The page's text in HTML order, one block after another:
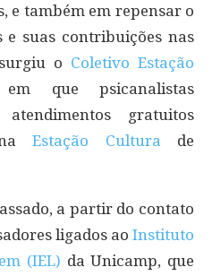
e também em repensar o
e suas contribuições nas
o Coletivo Estação
que psicanalistas
gratuitos
naEstação Cultura de
a partir do contato
ligados ao Instituto
(IEL) da Unicamp, que